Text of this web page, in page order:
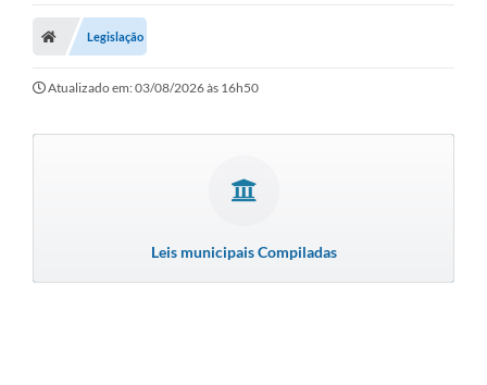
Legislação
Atualizado em: 03/08/2026 às 16h50
Leis municipais Compiladas